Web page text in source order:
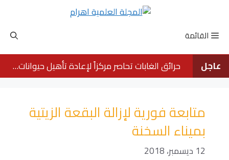
المحتوىالقائمة
عاجل حرائق الغابات تحاصر مركزاً لإعادة تأهيل حيوانات الأورانجوتان في بورنيو
متابعة فورية لإزالة البقعة الزيتية
بميناء السخنة
12 ديسمبر، 2018